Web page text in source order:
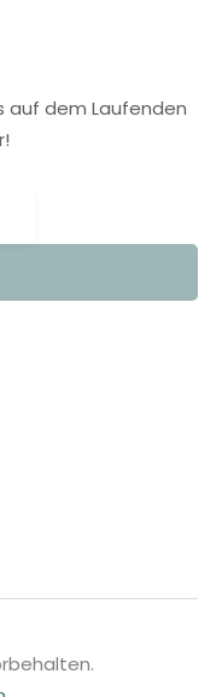
auf dem Laufenden